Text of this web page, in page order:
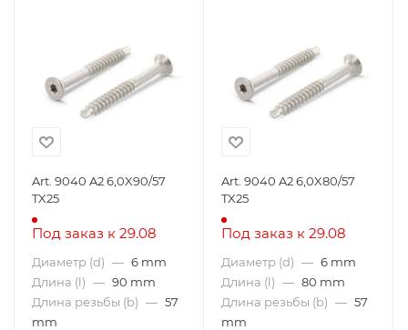
Art. 9040 A2 6,0X90/57
TX25
Под заказ к 29.08
Диаметр (d) — 6 mm
Длина (l) — 90 mm
Длина резьбы (b) — 57
mm
Art. 9040 A2 6,0X80/57
TX25
Под заказ к 29.08
Диаметр (d) — 6 mm
Длина (l) — 80 mm
Длина резьбы (b) — 57
mm